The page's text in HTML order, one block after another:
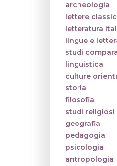
archeologia
lettere
letteratura
lingue e
studi
linguistica
culture
storia
filosofia
studi religiosi
geografia
pedagogia
psicologia
antropologia